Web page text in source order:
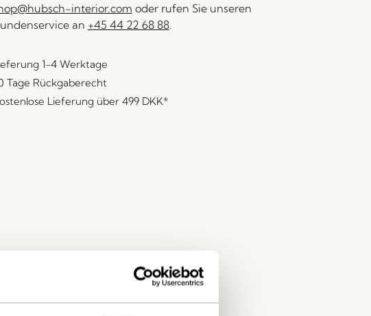
interior.com oder rufen Sie unseren
an +45 44 22 68 88.
1-4 Werktage
Tage Rückgaberecht
Lieferung über 499 DKK*